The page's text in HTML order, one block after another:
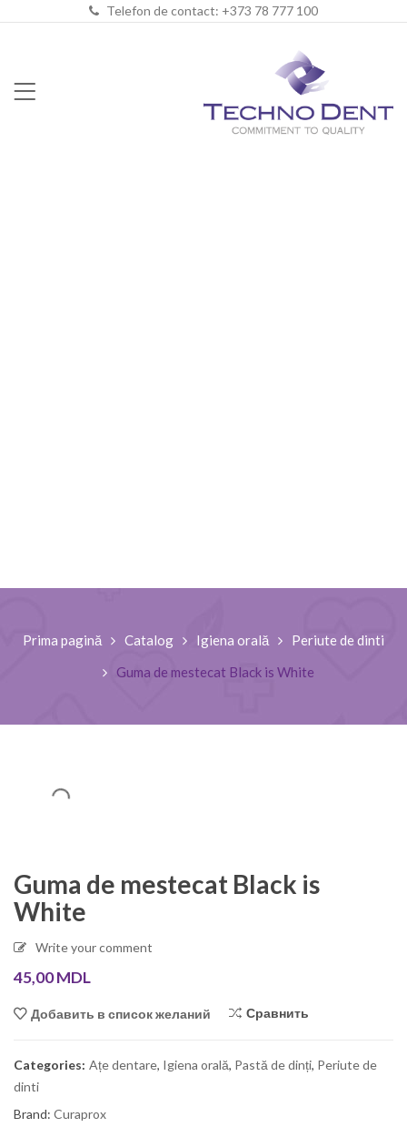
Telefon de contact: +373 78 777 100
Prima pagină Catalog Igiena orală
Periute de dinti
Guma de mestecat Black is White
Guma de mestecat Black is
White
Write your comment
45,00MDL
Добавить в список желаний Сравнить
Categories: Ațe dentare, Igiena orală, Pastă de dinți, Periute de
dinti
Brand: Curaprox